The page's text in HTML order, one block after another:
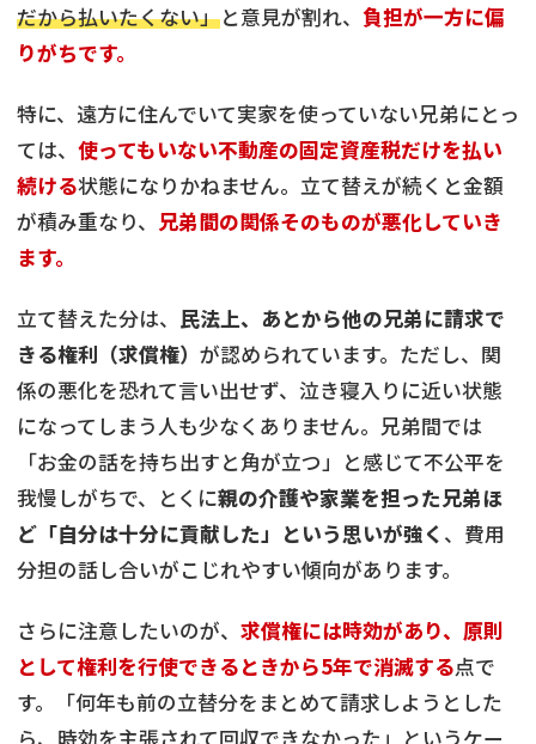
だから払いたくない」と意見が割れ、 負担が一方に偏
りがちです。
特に、遠方に住んでいて実家を使っていない兄弟にとっ
ては、 使ってもいない不動産の固定資産税だけを払い
続ける状態になりかねません。立て替えが続くと金額
が積み重なり、 兄弟間の関係そのものが悪化していき
ます。
立て替えた分は、 民法上、あとから他の兄弟に請求で
きる権利（求償権） が認められています。ただし、関
係の悪化を恐れて言い出せず、泣き寝入りに近い状態
になってしまう人も少なくありません。兄弟間では
「お金の話を持ち出すと角が立つ」と感じて不公平を
我慢しがちで、とくに親の介護や家業を担った兄弟ほ
ど「自分は十分に貢献した」という思いが強く 、費用
分担の話し合いがこじれやすい傾向があります。
さらに注意したいのが、 求償権には時効があり、原則
として権利を行使できるときから5年で消滅する点で
す。「何年も前の立替分をまとめて請求しようとした
ら、時効を主張されて回収できなかった」というケー